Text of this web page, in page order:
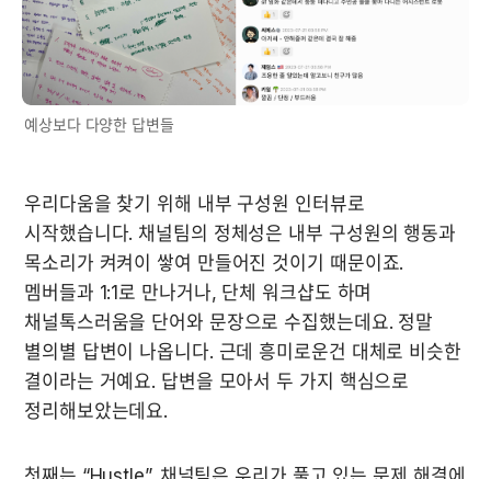
예상보다 다양한 답변들
우리다움을 찾기 위해 내부 구성원 인터뷰로
시작했습니다. 채널팀의 정체성은 내부 구성원의 행동과
목소리가 켜켜이 쌓여 만들어진 것이기 때문이죠.
멤버들과 1:1로 만나거나, 단체 워크샵도 하며
채널톡스러움을 단어와 문장으로 수집했는데요. 정말
별의별 답변이 나옵니다. 근데 흥미로운건 대체로 비슷한
결이라는 거예요. 답변을 모아서 두 가지 핵심으로
정리해보았는데요.